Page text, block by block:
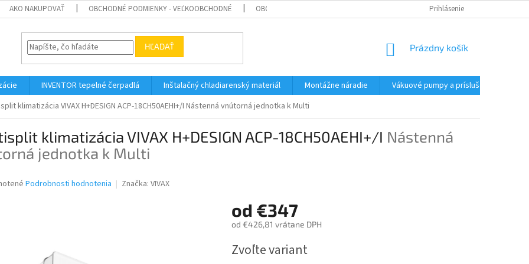
AKO NAKUPOVAŤ OBCHODNÉ PODMIENKY - VEĽKOOBCHODNÉ OBCHODNÉ PODMIENKY - MALOOBCHODNÉ PODMIENKY OCHRANY
Prihlásenie
HĽADAŤ
NÁKUPNÝ
Prázdny košík
INVENTOR tepelné čerpadlá Inštalačný chladiarenský materiál Montážne náradie Vákuové pumpy a príslušenstvo
klimatizácia VIVAX H+DESIGN ACP-18CH50AEHI+/I Nástenná vnútorná jednotka k Multi
klimatizácia VIVAX H+DESIGN ACP-18CH50AEHI+/I Nástenná
jednotka k Multi
Podrobnosti hodnotenia Značka: VIVAX
od €347
od €426,81 vrátane DPH
cena:
Zvoľte variant